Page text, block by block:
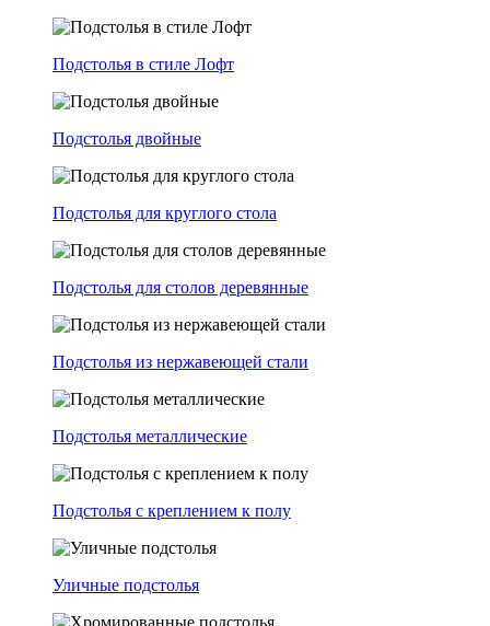
Подстолья в стиле Лофт
Подстолья двойные
Подстолья для круглого стола
Подстолья для столов деревянные
Подстолья из нержавеющей стали
Подстолья металлические
Подстолья с креплением к полу
Уличные подстолья